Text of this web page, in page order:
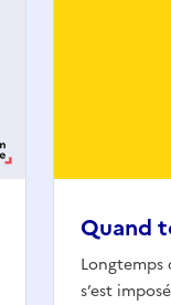
Quand
Longtemps
s’est